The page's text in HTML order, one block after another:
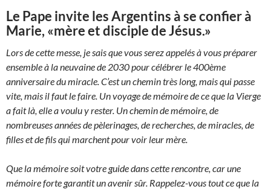
Le Pape invite les Argentins à se confier à
Marie, «mère et disciple de Jésus.»
Lors de cette messe, je sais que vous serez appelés à vous préparer
ensemble à la neuvaine de 2030 pour célébrer le 400ème
anniversaire du miracle. C’est un chemin très long, mais qui passe
vite, mais il faut le faire. Un voyage de mémoire de ce que la Vierge
a fait là, elle a voulu y rester. Un chemin de mémoire, de
nombreuses années de pèlerinages, de recherches, de miracles, de
filles et de fils qui marchent pour voir leur mère.
Que la mémoire soit votre guide dans cette rencontre, car une
mémoire forte garantit un avenir sûr. Rappelez-vous tout ce que la